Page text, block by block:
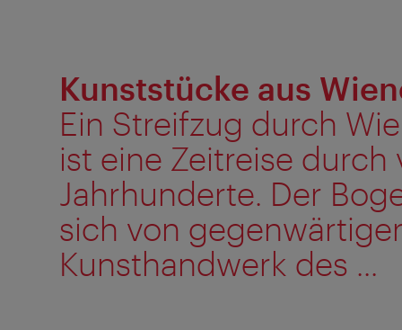
Kunststücke aus
Ein Streifzug durch
ist eine Zeitreise durch
Jahrhunderte. Der
sich von
Kunsthandwerk des ...